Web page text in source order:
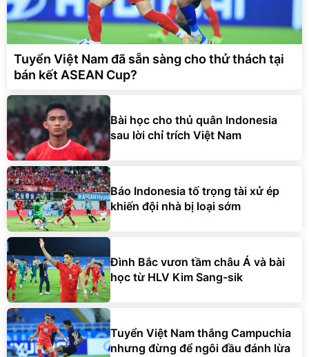
Tuyển Việt Nam đã sẵn sàng cho thử thách tại
bán kết ASEAN Cup?
Bài học cho thủ quân Indonesia
sau lời chỉ trích Việt Nam
Báo Indonesia tố trọng tài xử ép
khiến đội nhà bị loại sớm
Đình Bắc vươn tầm châu Á và bài
học từ HLV Kim Sang-sik
Tuyển Việt Nam thắng Campuchia
nhưng đừng để ngôi đầu đánh lừa